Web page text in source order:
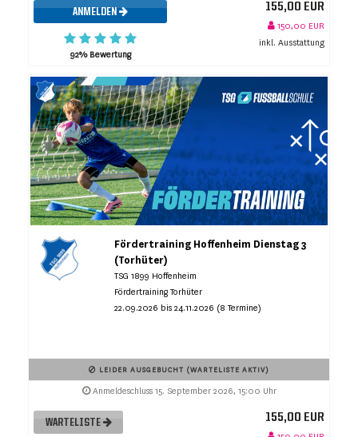
ANMELDEN
92% Bewertung
155,00 EUR
150,00 EUR
inkl. Ausstattung
Fördertraining Hoffenheim Dienstag 3
(Torhüter)
TSG 1899 Hoffenheim
Fördertraining Torhüter
22.09.2026 bis 24.11.2026 (8 Termine)
LEIDER AUSGEBUCHT (WARTELISTE AKTIV)
Anmeldeschluss 15. September 2026, 15:00 Uhr
WARTELISTE 155,00 EUR